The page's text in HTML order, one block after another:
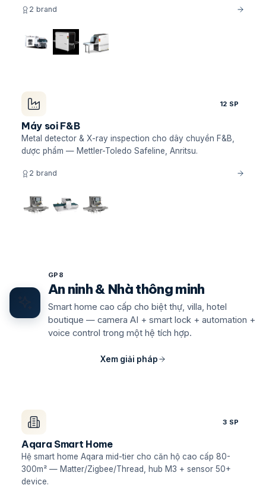
2 brand
12 SP
Máy soi F&B
Metal detector & X-ray inspection cho dây chuyền F&B,
dược phẩm — Mettler-Toledo Safeline, Anritsu.
2 brand
GP8
An ninh & Nhà thông minh
Smart home cao cấp cho biệt thự, villa, hotel
boutique — camera AI + smart lock + automation +
voice control trong một hệ tích hợp.
Xem giải pháp
3 SP
Aqara Smart Home
Hệ smart home Aqara mid-tier cho căn hộ cao cấp 80-
300m² — Matter/Zigbee/Thread, hub M3 + sensor 50+
device.